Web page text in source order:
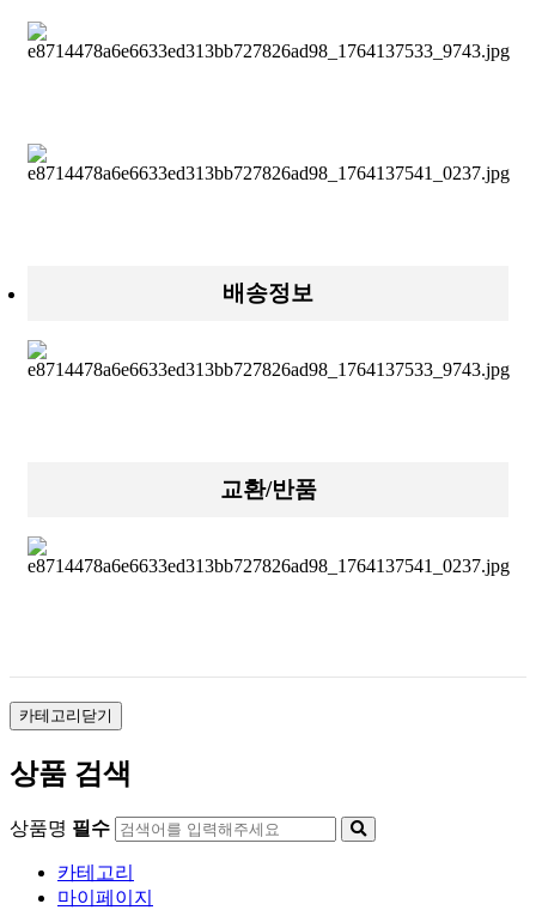
배송정보
교환/반품
카테고리닫기
상품 검색
상품명 필수
카테고리
마이페이지